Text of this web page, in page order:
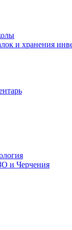
и хранения
и Черчения